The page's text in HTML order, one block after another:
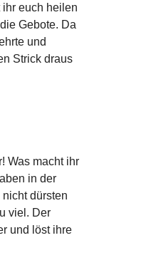
ihr euch heilen
Gebote. Da
und
Strick draus
Was macht ihr
in der
dürsten
viel. Der
und löst ihre